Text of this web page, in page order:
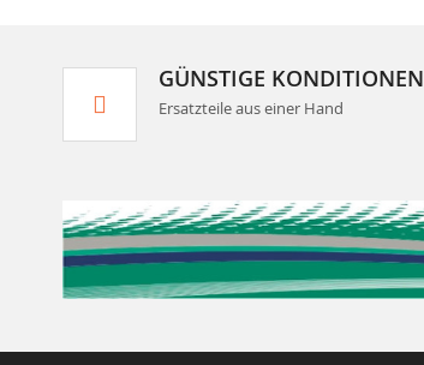
GÜNSTIGE KONDITIONEN
Ersatzteile aus einer Hand